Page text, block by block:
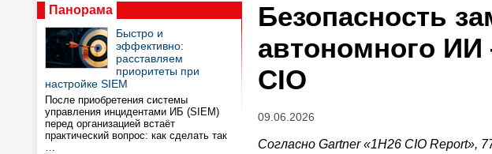
Панорама
Быстро и
эффективно:
расставляем
приоритеты при
настройке SIEM
После приобретения системы
управления инцидентами ИБ (SIEM)
перед организацией встаёт
практический вопрос: как сделать так
…
Безопасность
автономного
CIO
09.06.2026
Согласно Gartner «1H26 CIO Report»,